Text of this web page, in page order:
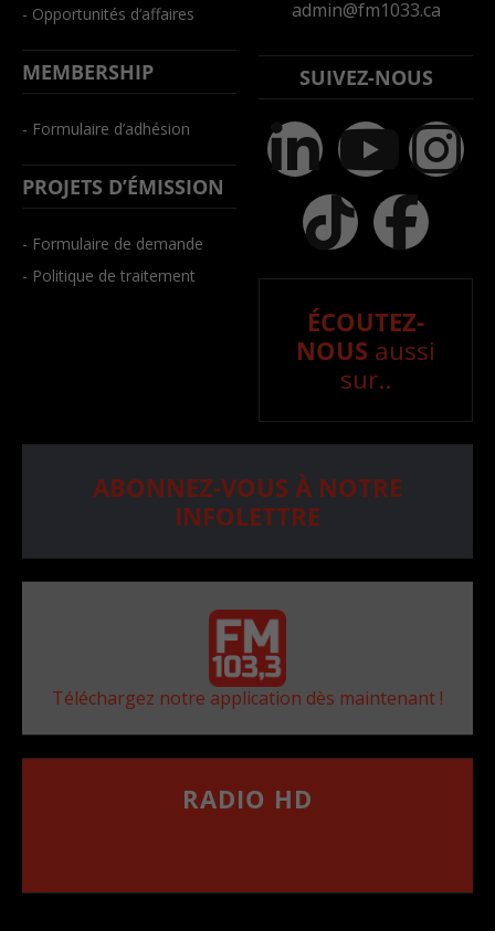
- Opportunités d’affaires
MEMBERSHIP
- Formulaire d’adhésion
PROJETS D’ÉMISSION
- Formulaire de demande
- Politique de traitement
admin@fm1033.ca
SUIVEZ-NOUS
ÉCOUTEZ-
NOUS aussi
sur..
ABONNEZ-VOUS À NOTRE
INFOLETTRE
Téléchargez notre application dès maintenant !
RADIO HD